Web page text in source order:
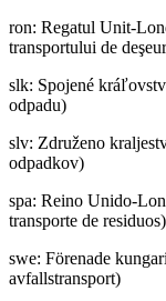
ron: Regatul Unit-
transportului de
slk: Spojené
odpadu)
slv: Združeno
odpadkov)
spa: Reino Unido-
transporte de residuos)
swe: Förenade
avfallstransport)